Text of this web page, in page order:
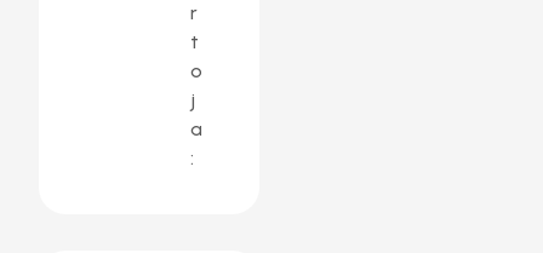
r
t
o
j
a
: